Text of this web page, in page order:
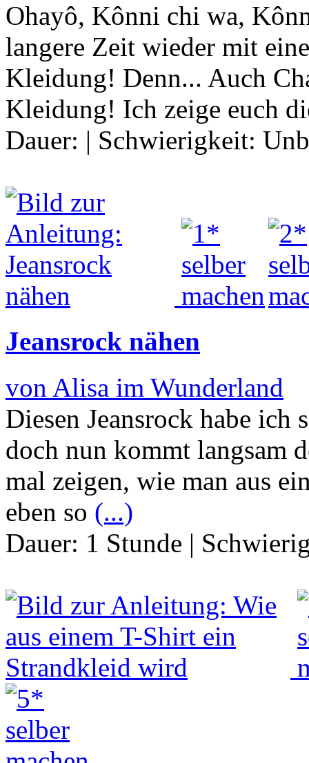
Ohayô, Kônni chi wa,
langere Zeit wieder mit
Kleidung! Denn... Auch
Kleidung! Ich zeige euch
Dauer: | Schwierigkeit:
Jeansrock nähen
von Alisa im Wunderland
Diesen Jeansrock habe ich
doch nun kommt langsam
mal zeigen, wie man aus
eben so (...)
Dauer: 1 Stunde |